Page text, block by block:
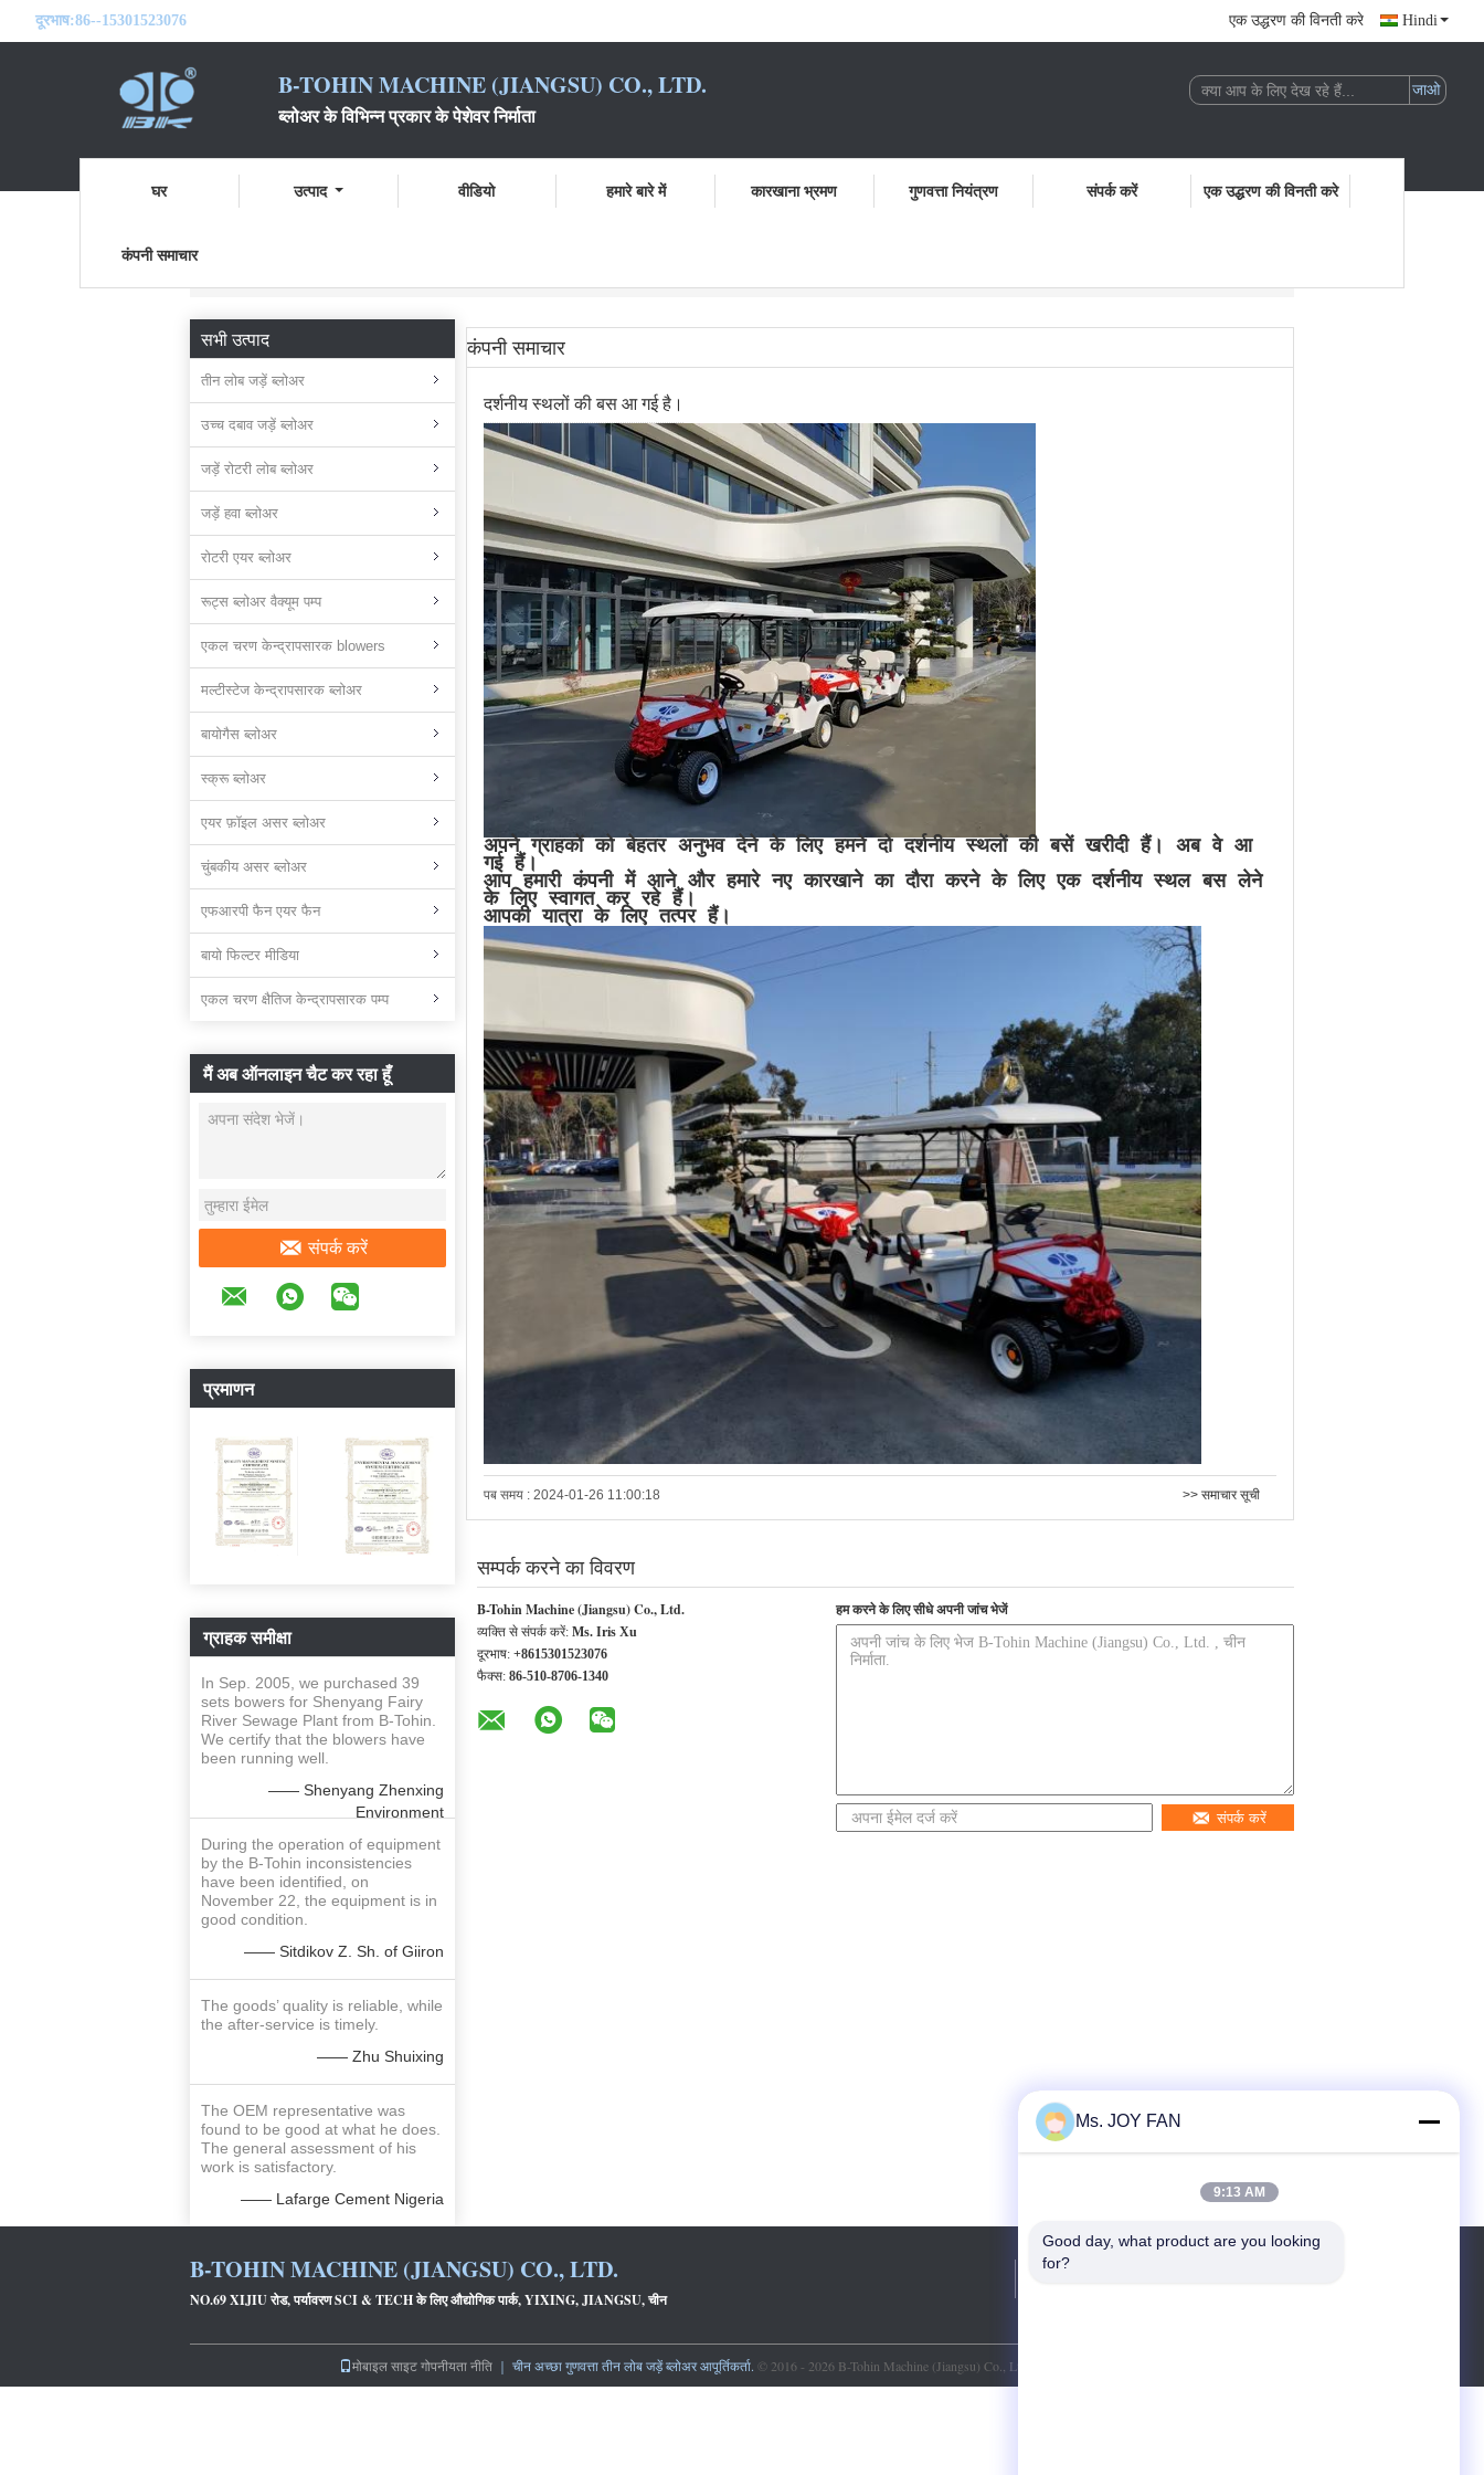
दूरभाष:86--15301523076 एक उद्धरण की विनती करे Hindi
B-TOHIN MACHINE (JIANGSU) CO., LTD.
ब्लोअर के विभिन्न प्रकार के पेशेवर निर्माता
घर उत्पाद वीडियो हमारे बारे में कारखाना भ्रमण गुणवत्ता नियंत्रण संपर्क करें एक उद्धरण की विनती करे
कंपनी समाचार
सभी उत्पाद
तीन लोब जड़ें ब्लोअर
उच्च दबाव जड़ें ब्लोअर
जड़ें रोटरी लोब ब्लोअर
जड़ें हवा ब्लोअर
रोटरी एयर ब्लोअर
रूट्स ब्लोअर वैक्यूम पम्प
एकल चरण केन्द्रापसारक blowers
मल्टीस्टेज केन्द्रापसारक ब्लोअर
बायोगैस ब्लोअर
स्क्रू ब्लोअर
एयर फ़ॉइल असर ब्लोअर
चुंबकीय असर ब्लोअर
एफआरपी फैन एयर फैन
बायो फिल्टर मीडिया
एकल चरण क्षैतिज केन्द्रापसारक पम्प
मैं अब ऑनलाइन चैट कर रहा हूँ
संपर्क करें
प्रमाणन
ग्राहक समीक्षा
In Sep. 2005, we purchased 39
sets bowers for Shenyang Fairy
River Sewage Plant from B-Tohin.
We certify that the blowers have
been running well.
—— Shenyang Zhenxing
Environment
During the operation of equipment
by the B-Tohin inconsistencies
have been identified, on
November 22, the equipment is in
good condition.
—— Sitdikov Z. Sh. of Giiron
The goods’ quality is reliable, while
the after-service is timely.
—— Zhu Shuixing
The OEM representative was
found to be good at what he does.
The general assessment of his
work is satisfactory.
—— Lafarge Cement Nigeria
कंपनी समाचार
दर्शनीय स्थलों की बस आ गई है।
अपने ग्राहकों को बेहतर अनुभव देने के लिए हमने दो दर्शनीय स्थलों की बसें खरीदी हैं। अब वे आ
गई हैं।
आप हमारी कंपनी में आने और हमारे नए कारखाने का दौरा करने के लिए एक दर्शनीय स्थल बस लेने
के लिए स्वागत कर रहे हैं।
आपकी यात्रा के लिए तत्पर हैं।
पब समय : 2024-01-26 11:00:18 >> समाचार सूची
सम्पर्क करने का विवरण
B-Tohin Machine (Jiangsu) Co., Ltd.
व्यक्ति से संपर्क करें: Ms. Iris Xu
दूरभाष: +8615301523076
फैक्स: 86-510-8706-1340
हम करने के लिए सीधे अपनी जांच भेजें
संपर्क करें
B-TOHIN MACHINE (JIANGSU) CO., LTD.
NO.69 XIJIU रोड, पर्यावरण SCI & TECH के लिए औद्योगिक पार्क, YIXING, JIANGSU, चीन
मोबाइल साइट गोपनीयता नीति｜ चीन अच्छा गुणवत्ता तीन लोब जड़ें ब्लोअर आपूर्तिकर्ता. © 2016 - 2026 B-Tohin Machine (Jiangsu) Co., Ltd.. All Rights Reserved.
Ms. JOY FAN
9:13 AM
Good day, what product are you looking
for?